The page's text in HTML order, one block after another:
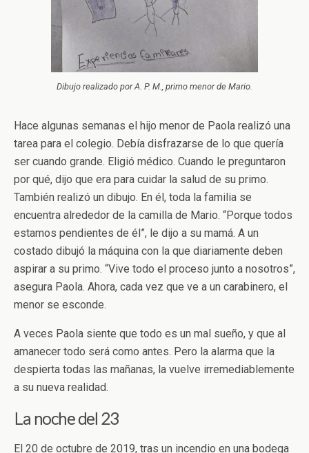
Dibujo realizado por A. P. M., primo menor de Mario.
Hace algunas semanas el hijo menor de Paola realizó una
tarea para el colegio. Debía disfrazarse de lo que quería
ser cuando grande. Eligió médico. Cuando le preguntaron
por qué, dijo que era para cuidar la salud de su primo.
También realizó un dibujo. En él, toda la familia se
encuentra alrededor de la camilla de Mario. “Porque todos
estamos pendientes de él”, le dijo a su mamá. A un
costado dibujó la máquina con la que diariamente deben
aspirar a su primo. “Vive todo el proceso junto a nosotros”,
asegura Paola. Ahora, cada vez que ve a un carabinero, el
menor se esconde.
A veces Paola siente que todo es un mal sueño, y que al
amanecer todo será como antes. Pero la alarma que la
despierta todas las mañanas, la vuelve irremediablemente
a su nueva realidad.
La noche del 23
El 20 de octubre de 2019, tras un incendio en una bodega